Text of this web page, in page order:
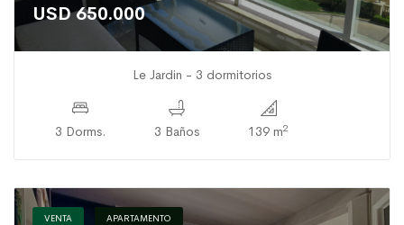
USD 650.000
Le Jardin - 3 dormitorios
3 Dorms. 3 Baños 139 m2
VENTA APARTAMENTO